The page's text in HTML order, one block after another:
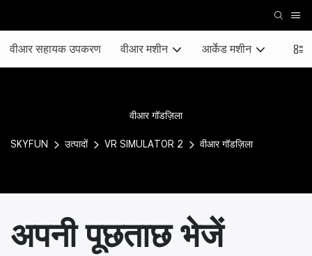
वीआर सहायक उपकरण वीआर मशीन आर्केड मशीन
वीआर गॉडज़िला
SKYFUN उत्पादों VR SIMULATOR 2 वीआर गॉडज़िला
अपनी पूछताछ भेजें